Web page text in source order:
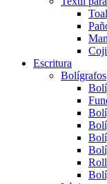
Escritura
Bolígrafos